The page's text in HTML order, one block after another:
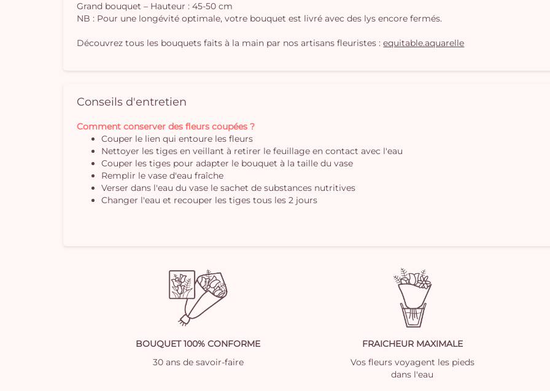
Grand bouquet – Hauteur : 45-50 cm
NB : Pour une longévité optimale, votre bouquet est livré avec des lys encore fermés.
Découvrez tous les bouquets faits à la main par nos artisans fleuristes :equitable.aquarelle
Conseils d'entretien
Comment conserver des fleurs coupées ?
Couper le lien qui entoure les fleurs
Nettoyer les tiges en veillant à retirer le feuillage en contact avec l'eau
Couper les tiges pour adapter le bouquet à la taille du vase
Remplir le vase d'eau fraîche
Verser dans l'eau du vase le sachet de substances nutritives
Changer l'eau et recouper les tiges tous les 2 jours
BOUQUET 100% CONFORME
30 ans de savoir-faire
FRAICHEUR MAXIMALE
Vos fleurs voyagent les pieds
dans l'eau